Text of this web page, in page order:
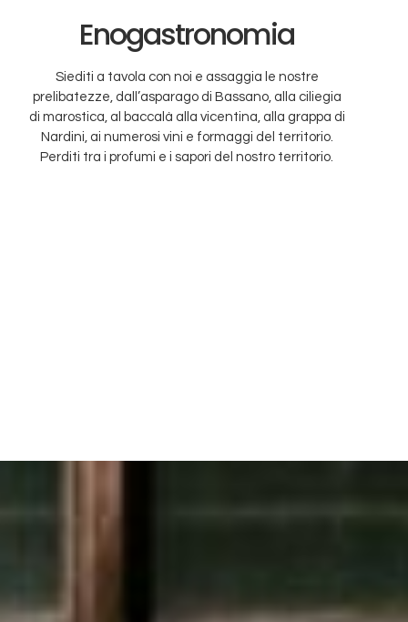
Enogastronomia
Siediti a tavola con noi e assaggia le nostre
prelibatezze, dall’asparago di Bassano, alla ciliegia
di marostica, al baccalà alla vicentina, alla grappa di
Nardini, ai numerosi vini e formaggi del territorio.
Perditi tra i profumi e i sapori del nostro territorio.